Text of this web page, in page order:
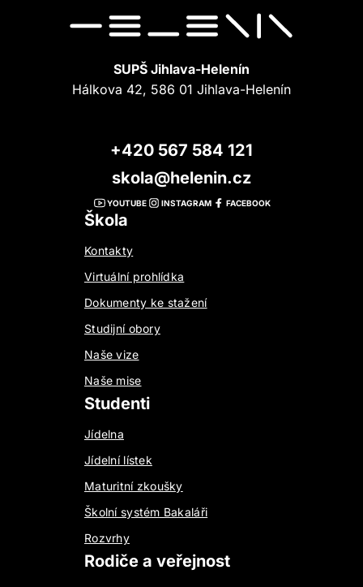
SUPŠ Jihlava-Helenín
Hálkova 42, 586 01 Jihlava-Helenín
+420 567 584 121
skola@helenin.cz
YOUTUBE INSTAGRAM FACEBOOK
Škola
Kontakty
Virtuální prohlídka
Dokumenty ke stažení
Studijní obory
Naše vize
Naše mise
Studenti
Jídelna
Jídelní lístek
Maturitní zkoušky
Školní systém Bakaláři
Rozvrhy
Rodiče a veřejnost